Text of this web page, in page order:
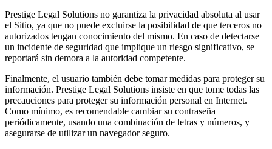
Prestige Legal Solutions no garantiza la privacidad absoluta al usar
el Sitio, ya que no puede excluirse la posibilidad de que terceros no
autorizados tengan conocimiento del mismo. En caso de detectarse
un incidente de seguridad que implique un riesgo significativo, se
reportará sin demora a la autoridad competente.
Finalmente, el usuario también debe tomar medidas para proteger su
información. Prestige Legal Solutions insiste en que tome todas las
precauciones para proteger su información personal en Internet.
Como mínimo, es recomendable cambiar su contraseña
periódicamente, usando una combinación de letras y números, y
asegurarse de utilizar un navegador seguro.